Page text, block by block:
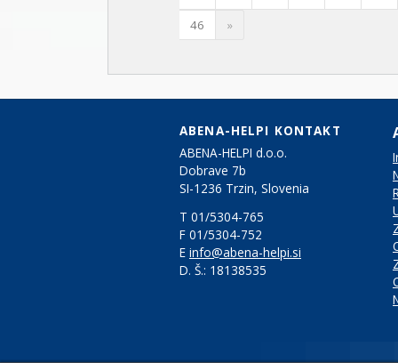
24
25 26 27 28
29
46
ABENA-HELPI KONTAKT
ABENA-HELPI d.o.o.
Dobrave 7b
T 01/5304-765
F 01/5304-752
E info@abena-helpi.si